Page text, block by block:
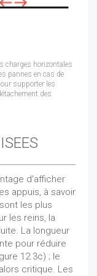
charges horizontales
pannes en cas de
supporter les
des
d'afficher
appuis, à savoir
les plus
les reins, la
La longueur
pour réduire
12.3c) ; le
critique. Les